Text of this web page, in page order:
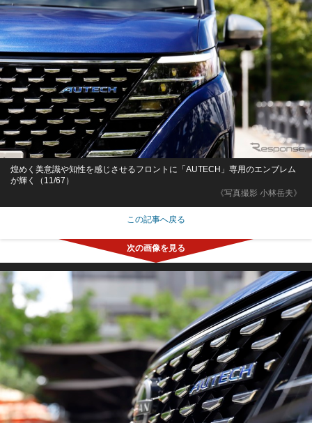
《写真撮影 小林岳夫》
煌めく美意識や知性を感じさせるフロントに「AUTECH」専用のエンブレム
が輝く（11/67）
この記事へ戻る